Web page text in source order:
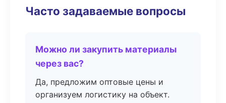
Часто задаваемые вопросы
Можно ли закупить материалы
через вас?
Да, предложим оптовые цены и
организуем логистику на объект.